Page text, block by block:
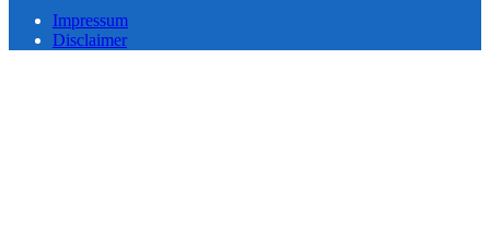
Impressum
Disclaimer